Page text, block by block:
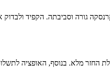
גורה וסביבתה. הקפיד
במיוחד כשהוא מאפשר לכם לבצע ביטול חינם עד 24 שעות